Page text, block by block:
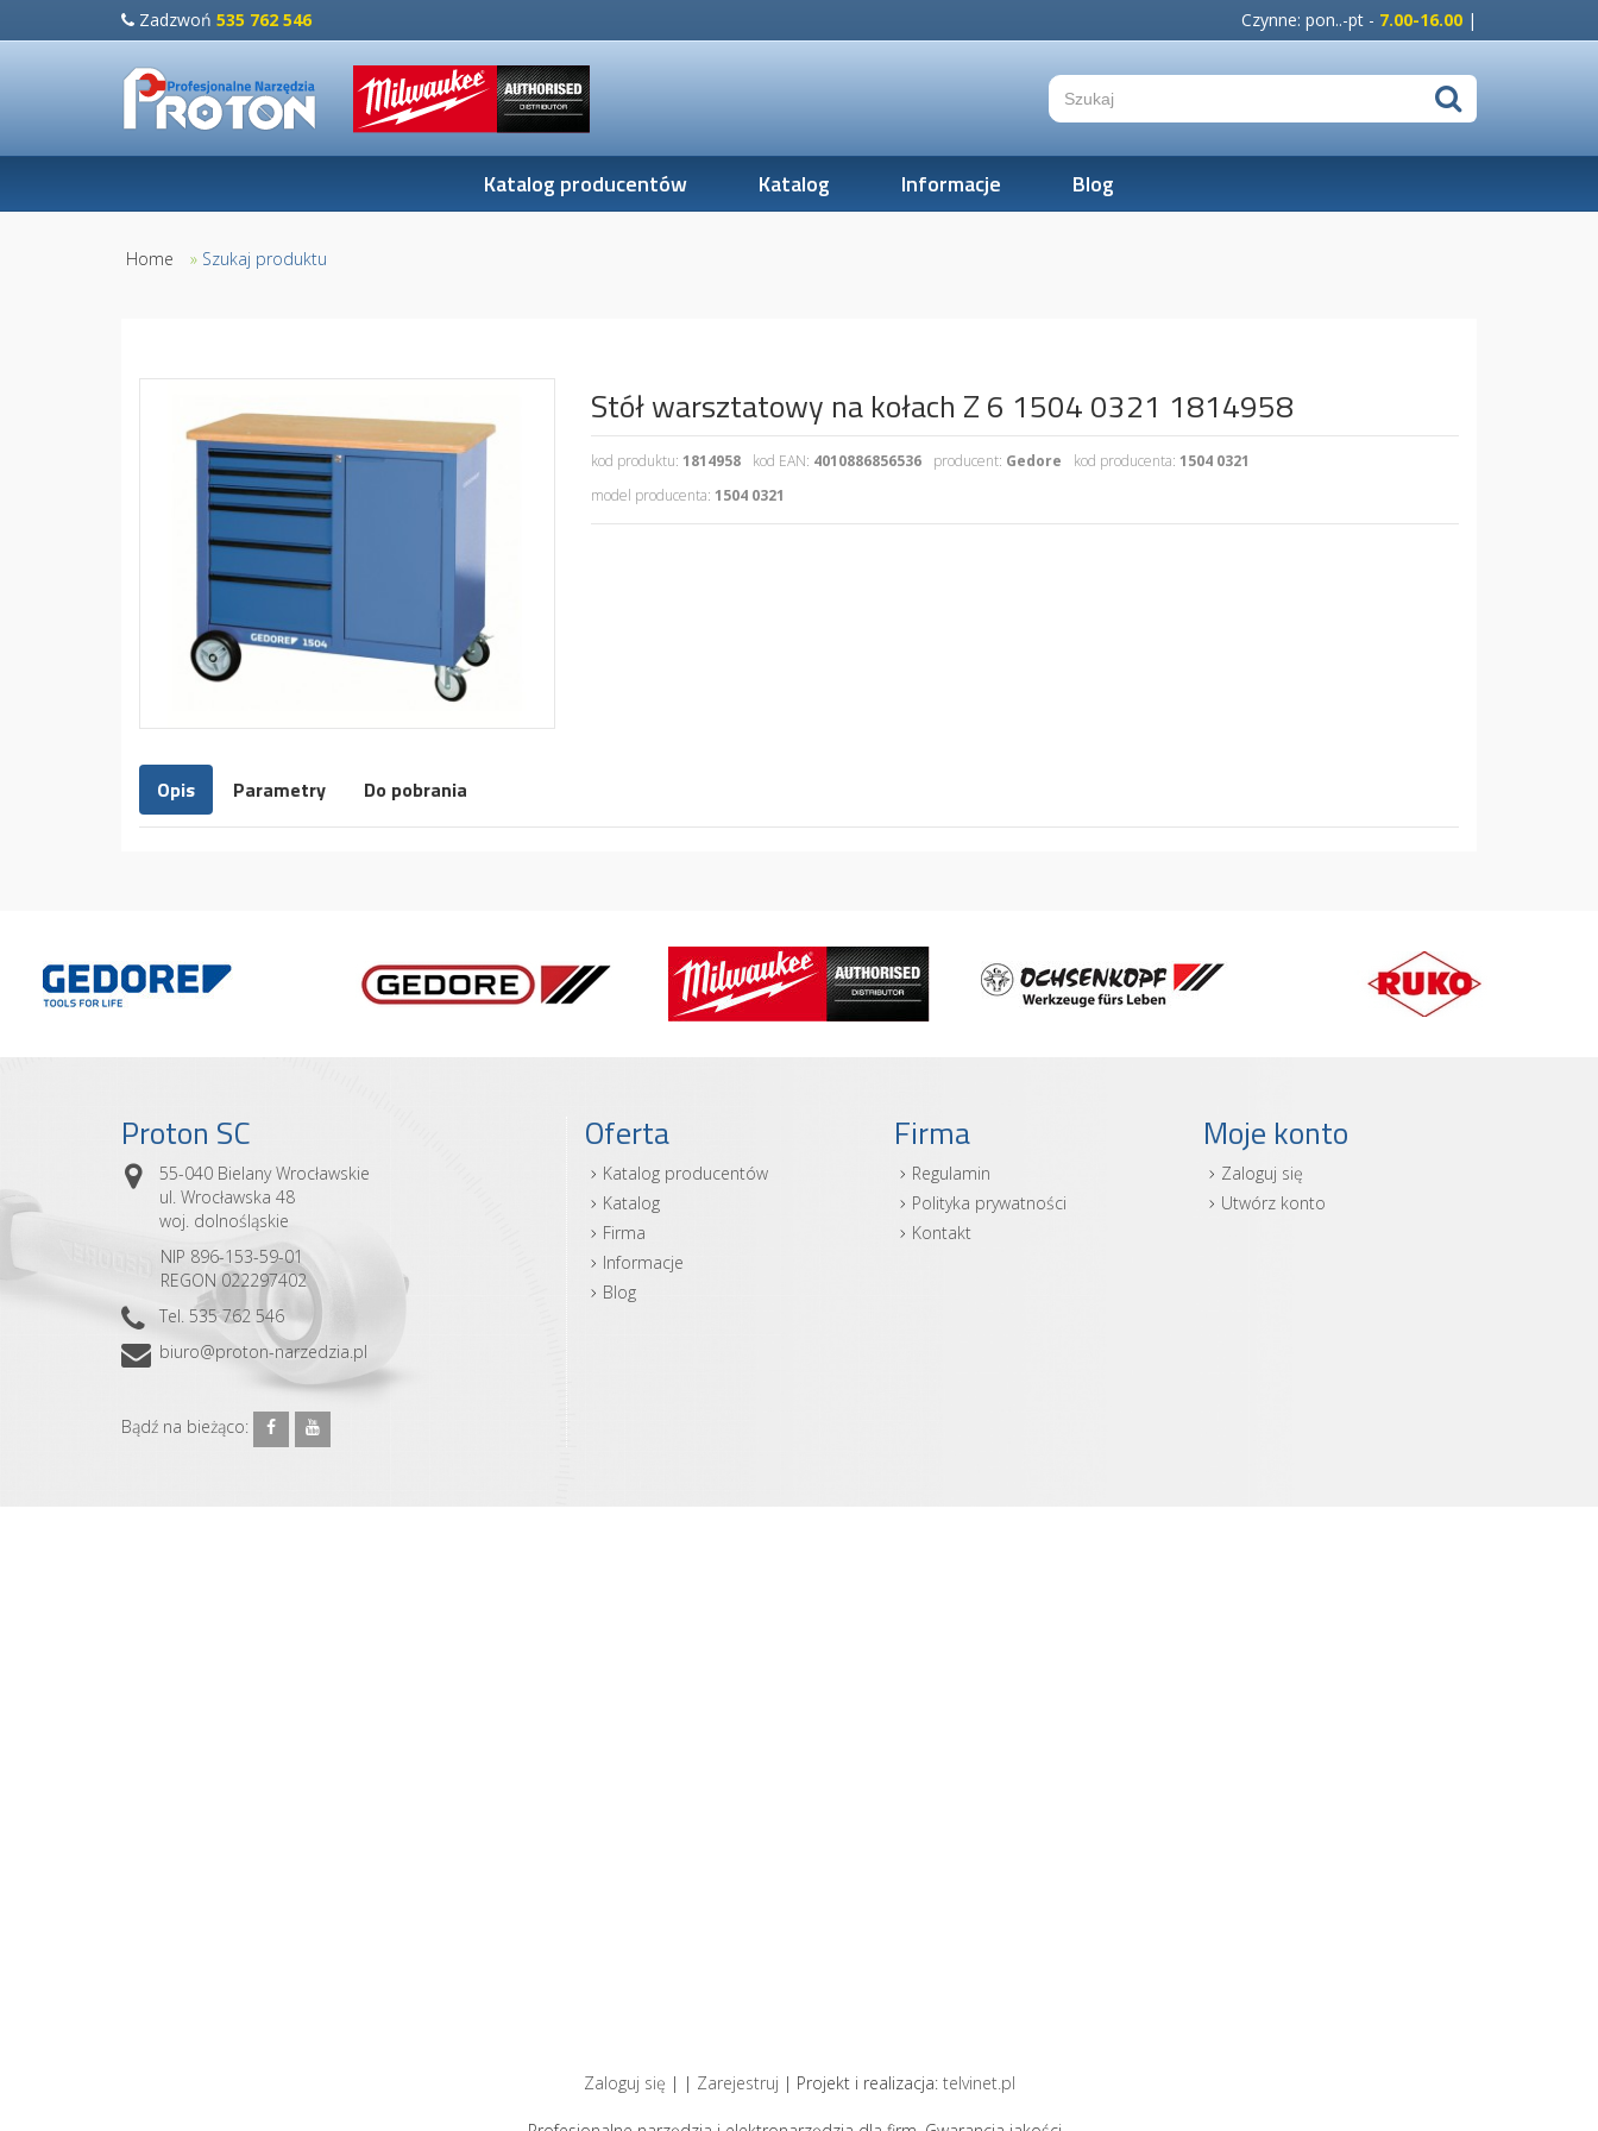
Zadzwoń 535 762 546 Czynne: pon..-pt - 7.00-16.00 |
Katalog producentów Katalog Informacje Blog
Home » Szukaj produktu
Stół warsztatowy na kołach Z 6 1504 0321 1814958
kod produktu: 1814958 kod EAN: 4010886856536 producent: Gedore kod producenta: 1504 0321
model producenta: 1504 0321
Opis Parametry Do pobrania
Proton SC
55-040 Bielany Wrocławskie
ul. Wrocławska 48
woj. dolnośląskie
NIP 896-153-59-01
REGON 022297402
Tel. 535 762 546
biuro@proton-narzedzia.pl
Bądź na bieżąco:
Oferta
Katalog producentów
Katalog
Firma
Informacje
Blog
Firma
Regulamin
Polityka prywatności
Kontakt
Moje konto
Zaloguj się
Utwórz konto
Zaloguj się | | Zarejestruj | Projekt i realizacja: telvinet.pl